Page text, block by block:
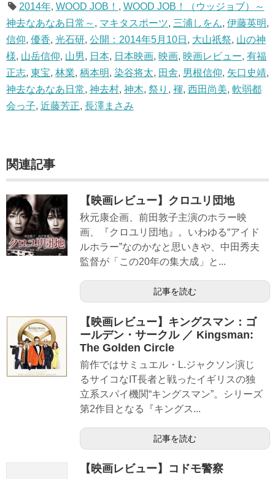
2014年, WOOD JOB！ , WOOD JOB！（ウッジョブ）～
神去なあなあ日常～ , マキタスポーツ, 三浦しをん, 伊藤英明,
信仰, 優香, 光石研, 公開：2014年5月10日 , 大山祇祭, 山の神
様, 山岳信仰, 山男, 日本, 日本映画, 映画, 映画レビュー, 有福
正志, 東宝, 林業, 柄本明, 染谷将太, 田舎, 男根信仰, 矢口史靖,
神去なあなあ日常, 神去村, 神木, 祭り , 褌, 西田尚美, 軟弱都
会っ子, 近藤芳正, 長澤まさみ
関連記事
【映画レビュー】クロユリ団地
秋元康企画、前田敦子主演のホラー映
画、『クロユリ団地』。いわゆる“アイド
ルホラー”なのかなと思いきや、中田秀夫
監督が「この20年の集大成」と...
記事を読む
【映画レビュー】キングスマン：ゴ
ールデン・サークル ／ Kingsman:
The Golden Circle
前作ではサミュエル・L.ジャクソン演じ
るサイコなIT長者と戦ったイギリスの独
立系スパイ機関“キングスマン”。シリーズ
第2作目となる『キングス...
記事を読む
【映画レビュー】コドモ警察